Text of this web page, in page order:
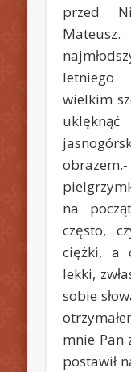
przed
letniego
wielkim
na
często,
ciężki, a
lekki,
sobie
mnie Pan
postawił